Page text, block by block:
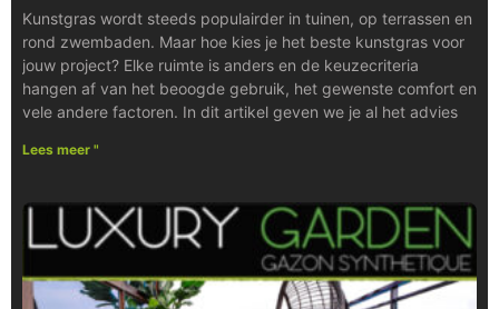
Kunstgras wordt steeds populairder in tuinen, op terrassen en
rond zwembaden. Maar hoe kies je het beste kunstgras voor
jouw project? Elke ruimte is anders en de keuzecriteria
hangen af van het beoogde gebruik, het gewenste comfort en
vele andere factoren. In dit artikel geven we je al het advies
Lees meer "